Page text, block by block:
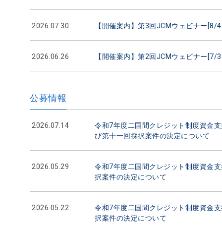
2026.07.30 【開催案内】第3回JCMウェビナー[8/
2026.06.26 【開催案内】第2回JCMウェビナー[7/
公募情報
2026.07.14
令和7年度二国間クレジット制度資金
び第十一回採択案件の決定について
2026.05.29
令和7年度二国間クレジット制度資金
択案件の決定について
2026.05.22
令和7年度二国間クレジット制度資金
択案件の決定について